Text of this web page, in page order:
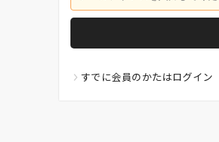
すでに会員のかたはログイン